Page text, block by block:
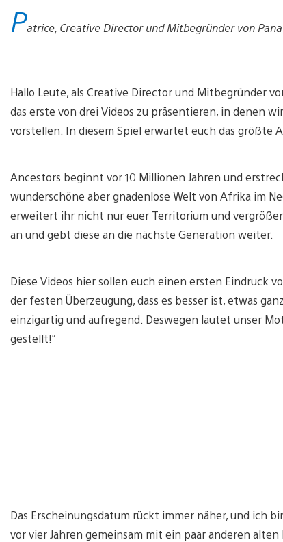
Patrice, Creative Director und Mitbegründer von
Hallo Leute, als Creative Director und Mitbegründer
das erste von drei Videos zu präsentieren, in denen
vorstellen. In diesem Spiel erwartet euch das größte
Ancestors beginnt vor 10 Millionen Jahren und
wunderschöne aber gnadenlose Welt von Afrika im
erweitert ihr nicht nur euer Territorium und
an und gebt diese an die nächste Generation weiter.
Diese Videos hier sollen euch einen ersten Eindruck
der festen Überzeugung, dass es besser ist, etwas
einzigartig und aufregend. Deswegen lautet unser
gestellt!“
Das Erscheinungsdatum rückt immer näher, und ich
vor vier Jahren gemeinsam mit ein paar anderen